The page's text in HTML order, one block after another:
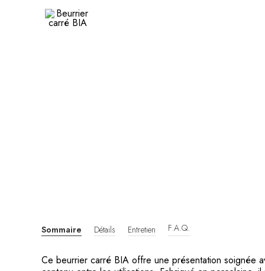
Sommaire Détails Entretien F.A.Q.
Ce beurrier carré BIA offre une présentation soignée